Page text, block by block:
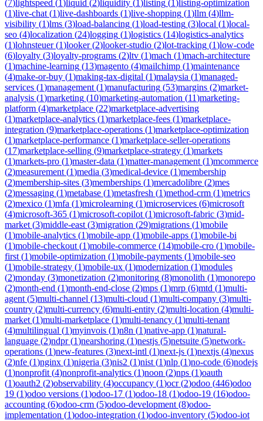
(7)lightspeed (1)liquid (2)liquidity (1)listing (1)listing-optimization
(1)live-chat (1)live-dashboards (1)live-shopping (1)llm (4)llm-
visibility (1)lms (3)load-balancing (1)load-testing (3)local (1)local-
seo (4)localization (24)logging (1)logistics (14)logistics-analytics
(1)lohnsteuer(1)looker(2)looker-studio (2)lot-tracking (1)low-code
(6)loyalty (3)loyalty-programs (2)ltv (1)mach (1)mach-architecture
(1)machine-learning (13)magento (4)mailchimp (1)maintenance
(4)make-or-buy (1)making-tax-digital (1)malaysia (1)managed-
services (1)management (1)manufacturing (53)margins (2)market-
analysis (1)marketing (10)marketing-automation (11)marketing-
platform (4)marketplace (22)marketplace-advertising
(1)marketplace-analytics (1)marketplace-fees (1)marketplace-
integration (9)marketplace-operations (1)marketplace-optimization
(1)marketplace-performance (1)marketplace-seller-operations
(17)marketplace-selling (9)marketplace-strategy (1)markets
(1)markets-pro (1)master-data (1)matter-management (1)mcommerce
(2)measurement (1)media (3)medical-device (1)membership
(2)membership-sites (3)memberships (1)mercadolibre (2)mes
(2)messaging (1)metabase (1)metasfresh (1)method-crm (1)metrics
(2)mexico (1)mfa (1)microlearning (1)microservices (6)microsoft
(4)microsoft-365 (1)microsoft-copilot (1)microsoft-fabric (3)mid-
market (3)middle-east (3)migration (29)migrations (1)mobile
(1)mobile-analytics (1)mobile-app (1)mobile-apps (1)mobile-bi
(1)mobile-checkout (1)mobile-commerce (14)mobile-cro (1)mobile-
first (1)mobile-optimization (1)mobile-payments (1)mobile-seo
(1)mobile-strategy (1)mobile-ux (1)modernization (1)modules
(2)monday (3)monetization (2)monitoring (8)monolith (1)monorepo
(2)month-end (1)month-end-close (2)mps (1)mrp (6)mtd (1)multi-
agent (5)multi-channel (13)multi-cloud (1)multi-company (3)multi-
country (2)multi-currency (6)multi-entity (2)multi-location (4)multi-
market (1)multi-marketplace (1)multi-tenancy (1)multi-tenant
(4)multilingual (1)myinvois (1)n8n (1)native-app (1)natural-
language (2)ndpr(1)nearshoring (1)nestjs (5)netsuite (5)network-
operations (1)new-features (3)next-intl (1)next-js (1)nextjs (4)nexus
(2)nfe (1)nginx (1)nigeria (3)nis2 (1)nist (1)nlp (1)no-code (6)nodejs
(1)nonprofit (4)nonprofit-analytics (1)noon (2)nps (1)oauth
(1)oauth2 (2)observability (4)occupancy (1)ocr(2)odoo (446)odoo
19 (1)odoo versions (1)odoo-17 (1)odoo-18 (1)odoo-19 (16)odoo-
accounting (6)odoo-crm (5)odoo-development (8)odoo-
implementation (1)odoo-integration (1)odoo-inventory (5)odoo-iot